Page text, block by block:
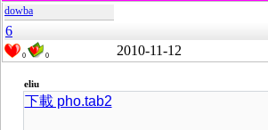
dowba
6
0 0 2010-11-12
eliu
下載 pho.tab2